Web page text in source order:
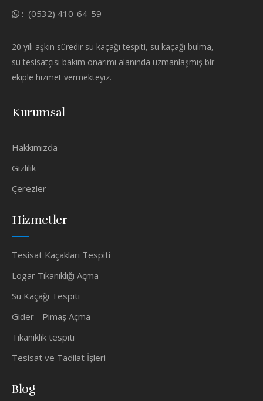
: (0532) 410-64-59
20 yılı aşkın süredir su kaçağı tespiti, su kaçağı bulma,
su tesisatçısı bakım onarımı alanında uzmanlaşmış bir
ekiple hizmet vermekteyiz.
Kurumsal
Hakkımızda
Gizlilik
Çerezler
Hizmetler
Tesisat Kaçakları Tespiti
Logar Tıkanıklığı Açma
Su Kaçağı Tespiti
Gider - Pimaş Açma
Tıkanıklık tespiti
Tesisat ve Tadilat İşleri
Blog